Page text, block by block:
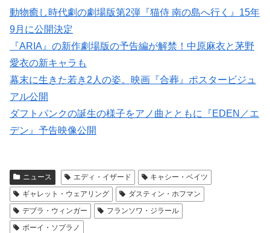
動物癒し時代劇の劇場版第2弾『猫侍 南の島へ行く』15年
9月に公開決定
『ARIA』の新作劇場版の予告編が解禁！中原麻衣と茅野
愛衣の新キャラも
幕末に生きた若き2人の姿。映画『合葬』ポスタービジュ
アル公開
ダフトパンクの誕生の様子をアノ曲とともに『EDEN／エ
デン』予告映像公開
ニュース エディ・イザード
キャシー・ベイツ
ギャレット・ウェアリング
ダスティン・ホフマン
デブラ・ウィンガー
フランソワ・ジラール
ボーイ・ソプラノ